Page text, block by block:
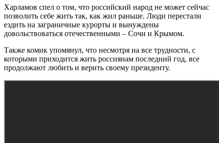
Харламов спел о том, что российский народ не может сейчас
позволить себе жить так, как жил раньше. Люди перестали
ездить на заграничные курорты и вынуждены
довольствоваться отечественными – Сочи и Крымом.
Также комик упомянул, что несмотря на все трудности, с
которыми приходится жить россиянам последний год, все
продолжают любить и верить своему президенту.